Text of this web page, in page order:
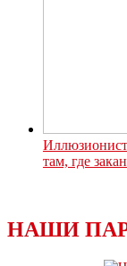
Иллюзионист
там, где
НАШИ